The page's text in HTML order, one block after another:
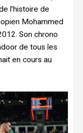
l’histoire de
Mohammed
Son chrono
de tous les
en cours au